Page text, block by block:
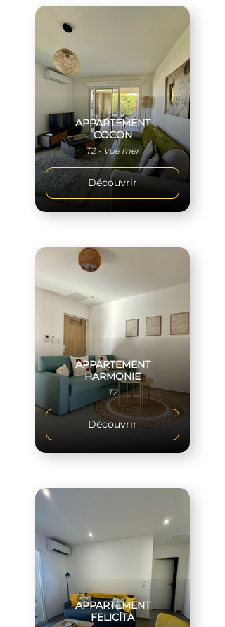
APPARTEMENT
COCON
T2 - Vue mer
Découvrir
APPARTEMENT
HARMONIE
T2
Découvrir
APPARTEMENT
FELICÍTA